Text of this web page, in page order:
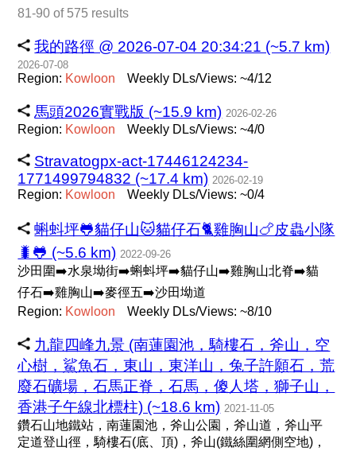
81-90 of 575 results
我的路徑 @ 2026-07-04 20:34:21 (~5.7 km)
2026-07-08
Region: Kowloon Weekly DLs/Views: ~4/12
馬頭2026實戰版 (~15.9 km) 2026-02-26
Region: Kowloon Weekly DLs/Views: ~4/0
Stravatogpx-act-17446124234-
1771499794832 (~17.4 km) 2026-02-19
Region: Kowloon Weekly DLs/Views: ~0/4
蝌蚪坪🐸貓仔山🐱貓仔石🐈雞胸山🍗皮蟲小隊
🐛🐸 (~5.6 km) 2022-09-26
沙田圍➡️水泉坳街➡️蝌蚪坪➡️貓仔山➡️雞胸山北脊➡️貓
仔石➡️雞胸山➡️麥徑五➡️沙田坳道
Region: Kowloon Weekly DLs/Views: ~8/10
九龍四峰九景 (南蓮園池，騎樓石，斧山，空
心樹，鯊魚石，東山，東洋山，兔子許願石，荒
廢石礦場，石馬正脊，石馬，傻人塔，獅子山，
香港子午線北標柱) (~18.6 km) 2021-11-05
鑽石山地鐵站，南蓮園池，斧山公園，斧山道，斧山平
定道登山徑，騎樓石(底、頂)，斧山(鐵絲圍網側空地)，